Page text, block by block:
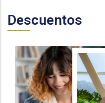
Descuentos